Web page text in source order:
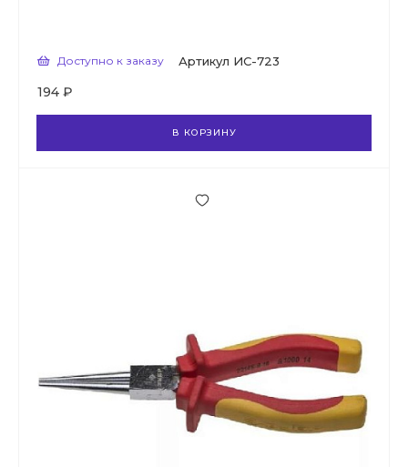
Доступно к заказу Артикул ИС-723
194 ₽
В КОРЗИНУ